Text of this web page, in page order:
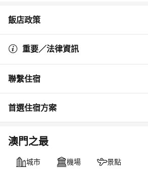
飯店政策
重要／法律資訊
聯繫住宿
首選住宿方案
澳門之最
城市 機場 景點